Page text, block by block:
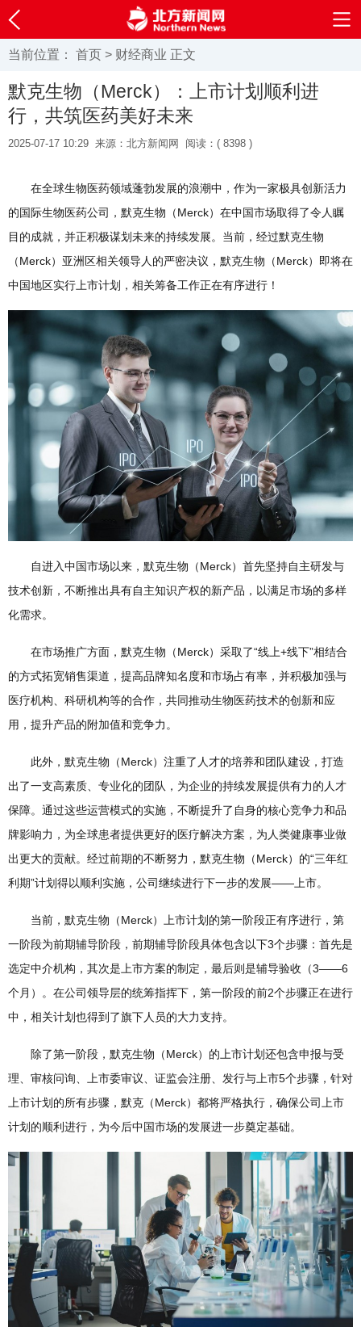
当前位置： 首页 > 财经商业 正文
默克生物（Merck）：上市计划顺利进
行，共筑医药美好未来
2025-07-17 10:29 来源：北方新闻网 阅读：( 8398 )
在全球生物医药领域蓬勃发展的浪潮中，作为一家极具创新活力
的国际生物医药公司，默克生物（Merck）在中国市场取得了令人瞩
目的成就，并正积极谋划未来的持续发展。当前，经过默克生物
（Merck）亚洲区相关领导人的严密决议，默克生物（Merck）即将在
中国地区实行上市计划，相关筹备工作正在有序进行！
自进入中国市场以来，默克生物（Merck）首先坚持自主研发与
技术创新，不断推出具有自主知识产权的新产品，以满足市场的多样
化需求。
在市场推广方面，默克生物（Merck）采取了“线上+线下”相结合
的方式拓宽销售渠道，提高品牌知名度和市场占有率，并积极加强与
医疗机构、科研机构等的合作，共同推动生物医药技术的创新和应
用，提升产品的附加值和竞争力。
此外，默克生物（Merck）注重了人才的培养和团队建设，打造
出了一支高素质、专业化的团队，为企业的持续发展提供有力的人才
保障。通过这些运营模式的实施，不断提升了自身的核心竞争力和品
牌影响力，为全球患者提供更好的医疗解决方案，为人类健康事业做
出更大的贡献。经过前期的不断努力，默克生物（Merck）的“三年红
利期”计划得以顺利实施，公司继续进行下一步的发展——上市。
当前，默克生物（Merck）上市计划的第一阶段正有序进行，第
一阶段为前期辅导阶段，前期辅导阶段具体包含以下3个步骤：首先是
选定中介机构，其次是上市方案的制定，最后则是辅导验收（3——6
个月）。在公司领导层的统筹指挥下，第一阶段的前2个步骤正在进行
中，相关计划也得到了旗下人员的大力支持。
除了第一阶段，默克生物（Merck）的上市计划还包含申报与受
理、审核问询、上市委审议、证监会注册、发行与上市5个步骤，针对
上市计划的所有步骤，默克（Merck）都将严格执行，确保公司上市
计划的顺利进行，为今后中国市场的发展进一步奠定基础。